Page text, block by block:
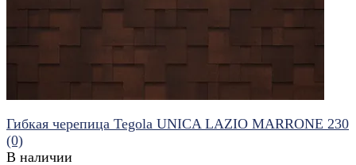
избранное сравнить
Гибкая черепица Tegola UNICA LAZIO MARRONE 230
(0)
В наличии